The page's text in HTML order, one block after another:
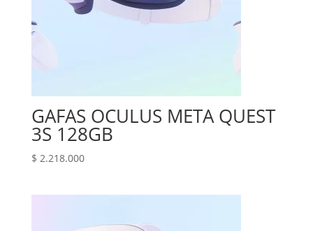
GAFAS OCULUS META QUEST
3S 128GB
$ 2.218.000